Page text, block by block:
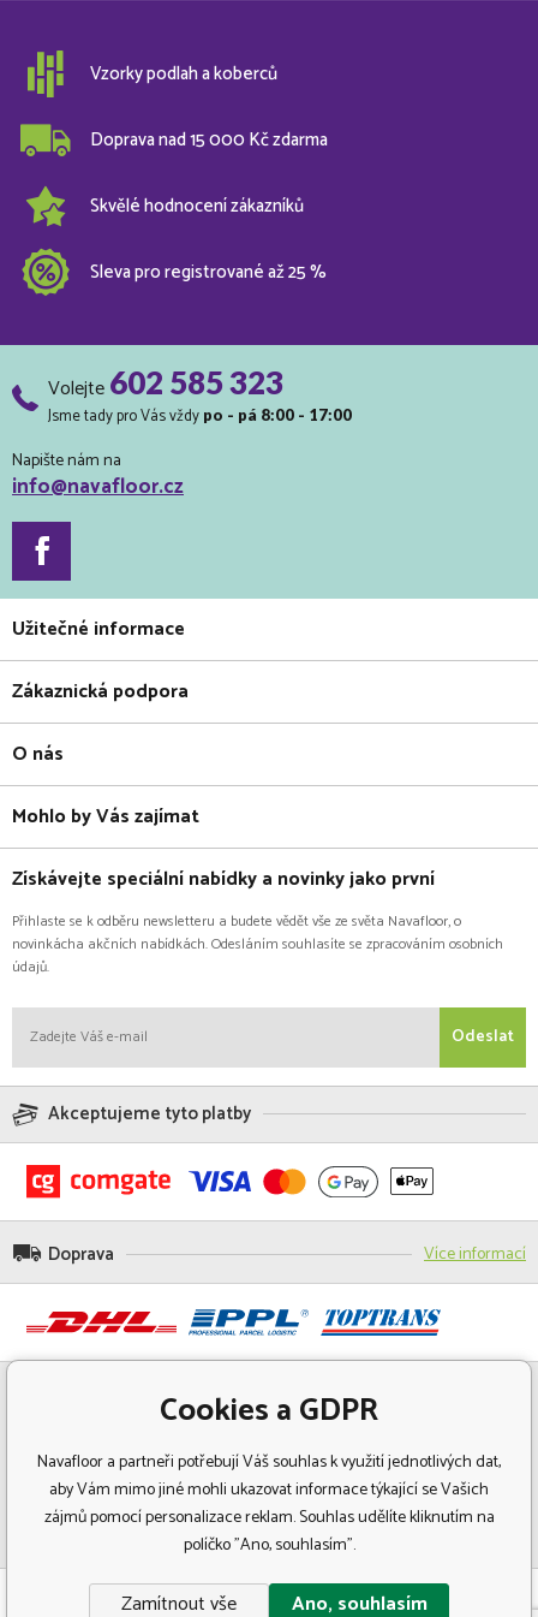
Vzorky podlah a koberců
Doprava nad 15 000 Kč zdarma
Skvělé hodnocení zákazníků
Sleva pro registrované až 25 %
Volejte602 585 323
Jsme tady pro Vás vždy po - pá 8:00 - 17:00
Napište nám na
info@navafloor.cz
Užitečné informace
Zákaznická podpora
O nás
Mohlo by Vás zajímat
Získávejte speciální nabídky a novinky jako první
Přihlaste se k odběru newsletteru a budete vědět vše ze světa Navafloor, o
novinkácha akčních nabídkách. Odesláním souhlasíte se zpracováním osobních
údajů.
Odeslat
Akceptujeme tyto platby
Doprava Více informací
© Copyright 2018 Navafloor - Specializovaný prodej podlahových krytin.
Cookies a GDPR
Navafloor a partneři potřebují Váš souhlas k využití jednotlivých dat,
aby Vám mimo jiné mohli ukazovat informace týkající se Vašich
zájmů pomocí personalizace reklam. Souhlas udělíte kliknutím na
políčko "Ano, souhlasím".
Zamítnout vše Ano, souhlasím